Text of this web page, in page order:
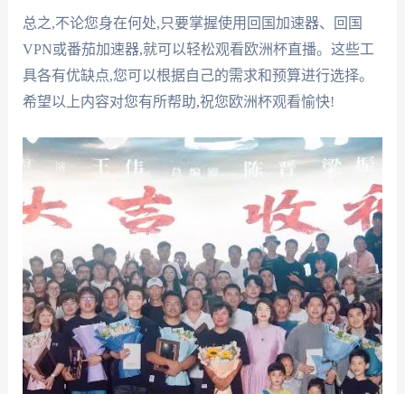
总之,不论您身在何处,只要掌握使用回国加速器、回国
VPN或番茄加速器,就可以轻松观看欧洲杯直播。这些工
具各有优缺点,您可以根据自己的需求和预算进行选择。
希望以上内容对您有所帮助,祝您欧洲杯观看愉快!